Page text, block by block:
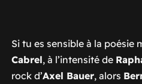
Si tu es sensible à la poésie
Cabrel, à l’intensité de
rock d’Axel Bauer, alors